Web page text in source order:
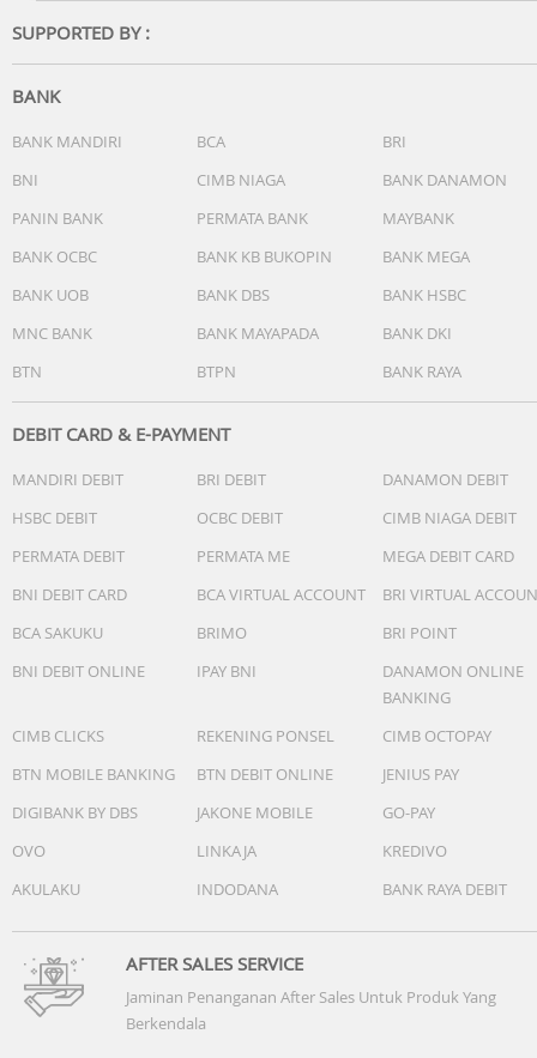
SENSOR
Accelerometer sensor
Gyroscope sensor
Optical heart rate sensor
Barometer sensor
Depth sensor
Ambient light sensor
Port Pengisian
Pengisian daya nirkabel
Persyaratan Sistem
Android 8.0 atau lebih baru
iOS 13.0 atau lebih baru
Tombol
Tiga tombol: tombol bantuan, kenop berputar, tombol
Tingkat tahan air
Konektivitas
Bluetooth
2.4 GHz, mendukung BT5.2 dan BR + BLE
PengisianUKURAN
48.5 mm × 48.5 mm × 13 mm
Mikrofon
Tersedia
Pengeras Suara
SUPPORTED BY :
BANK
BANK MANDIRI BCA
BRI
BNI
CIMB NIAGA
BANK DANAMON
PANIN BANK
PERMATA BANK
MAYBANK
BANK OCBC
BANK KB BUKOPIN
BANK MEGA
BANK UOB
BANK DBS
BANK HSBC
MNC BANK
BANK MAYAPADA
BANK DKI
BTN
BTPN BANK RAYA
DEBIT CARD & E-PAYMENT
MANDIRI DEBIT BRI DEBIT
DANAMON DEBIT
HSBC DEBIT
OCBC DEBIT
CIMB NIAGA DEBIT
PERMATA DEBIT
PERMATA ME
MEGA DEBIT CARD
BNI DEBIT CARD
BCA VIRTUAL ACCOUNT
BRI VIRTUAL
BCA SAKUKU
BRIMO
BRI POINT
BNI DEBIT ONLINE
IPAY BNI
DANAMON ONLINE
BANKING
CIMB CLICKS
REKENING PONSEL
CIMB OCTOPAY
BTN MOBILE BANKING
BTN DEBIT ONLINE
JENIUS PAY
DIGIBANK BY DBS
JAKONE MOBILE
GO-PAY
OVO
LINKAJA
KREDIVO
AKULAKU
INDODANA BANK RAYA DEBIT
AFTER SALES SERVICE
Jaminan Penanganan After Sales Untuk Produk Yang
Berkendala